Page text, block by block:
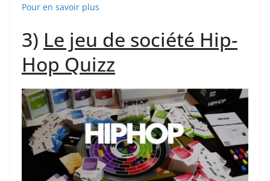
Pour en savoir plus
3) Le jeu de société Hip-
Hop Quizz